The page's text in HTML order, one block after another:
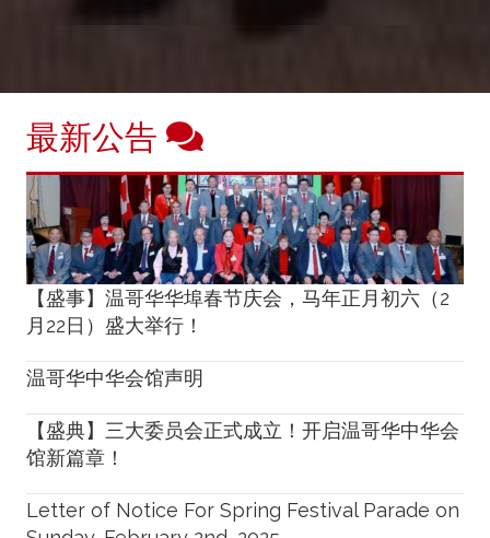
最新公告
【盛事】温哥华华埠春节庆会，马年正月初六（2
月22日）盛大举行！
温哥华中华会馆声明
【盛典】三大委员会正式成立！开启温哥华中华会
馆新篇章！
Letter of Notice For Spring Festival Parade on